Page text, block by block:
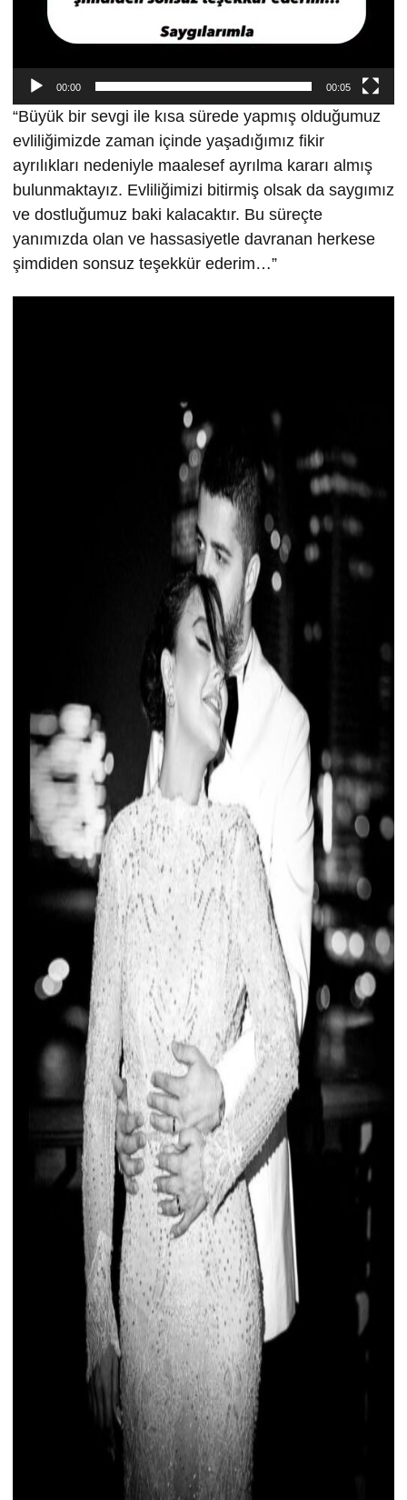
00:00 00:05
“Büyük bir sevgi ile kısa sürede yapmış olduğumuz
evliliğimizde zaman içinde yaşadığımız fikir
ayrılıkları nedeniyle maalesef ayrılma kararı almış
bulunmaktayız. Evliliğimizi bitirmiş olsak da saygımız
ve dostluğumuz baki kalacaktır. Bu süreçte
yanımızda olan ve hassasiyetle davranan herkese
şimdiden sonsuz teşekkür ederim…”